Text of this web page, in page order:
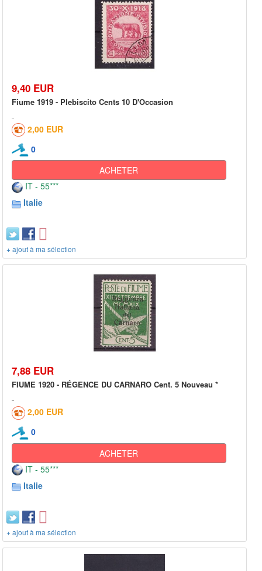
9,40 EUR
Fiume 1919 - Plebiscito Cents 10 D'Occasion
2,00 EUR
0
ACHETER
IT - 55***
Italie
+ ajout à ma sélection
7,88 EUR
FIUME 1920 - RÉGENCE DU CARNARO Cent. 5 Nouveau *
2,00 EUR
0
ACHETER
IT - 55***
Italie
+ ajout à ma sélection